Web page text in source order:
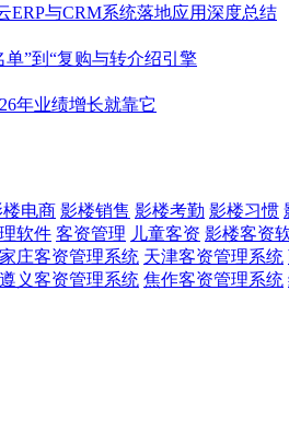
与CRM系统落地应用深度总结
”到“复购与转介绍引擎
年业绩增长就靠它
楼电商 影楼销售 影楼考勤 影楼习惯
软件 客资管理 儿童客资 影楼客资
庄客资管理系统 天津客资管理系统
遵义客资管理系统 焦作客资管理系统